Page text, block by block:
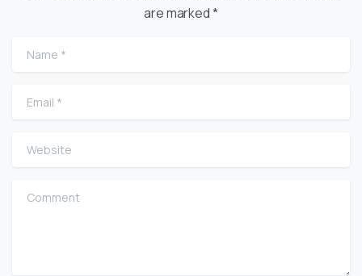
are marked *
Name
Email
Website
Comment